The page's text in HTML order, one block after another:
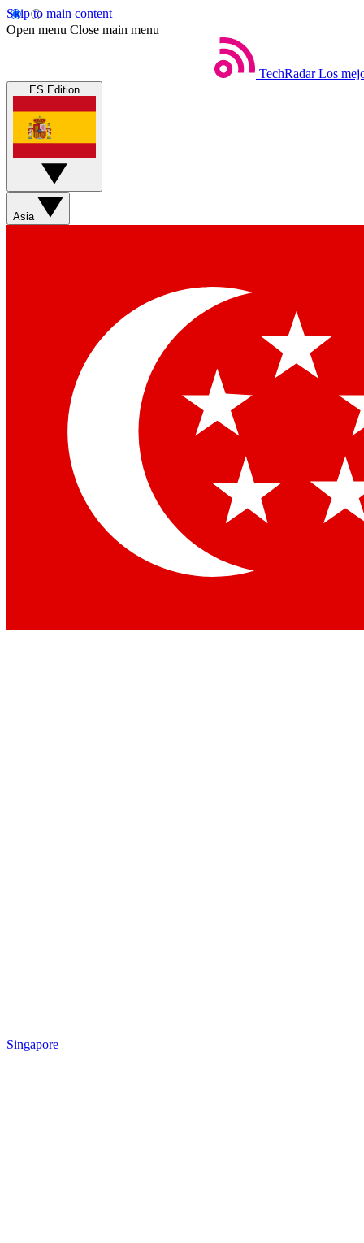
Skip to main content
Open menu Close main menu
TechRadar Los
ES Edition
Asia
Singapore